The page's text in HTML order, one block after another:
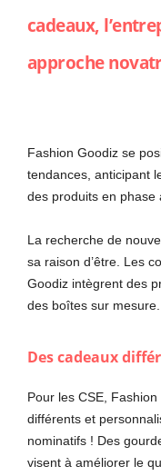
cadeaux,
approche
Fashion Goodiz se
tendances, anticipant
des produits en phase
La recherche de
sa raison d’être. Les
Goodiz intègrent des
des boîtes sur mesure.
Des cadeaux
Pour les CSE,
différents et
nominatifs ! Des
visent à améliorer le